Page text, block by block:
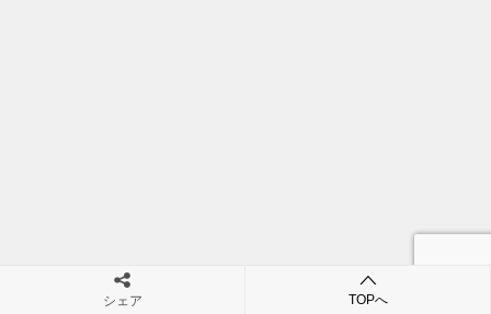
シェア TOPへ